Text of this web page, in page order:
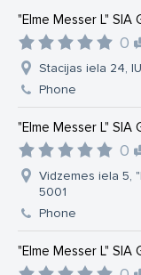
"Elme Messer L"
0
Stacijas iela 24,
Phone
"Elme Messer L"
0
Vidzemes iela 5,
5001
Phone
"Elme Messer L"